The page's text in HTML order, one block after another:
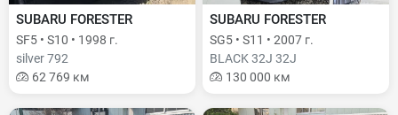
SUBARU FORESTER
SF5 • S10 • 1998 г.
silver 792
62 769 км
SUBARU FORESTER
SG5 • S11 • 2007 г.
BLACK 32J 32J
130 000 км